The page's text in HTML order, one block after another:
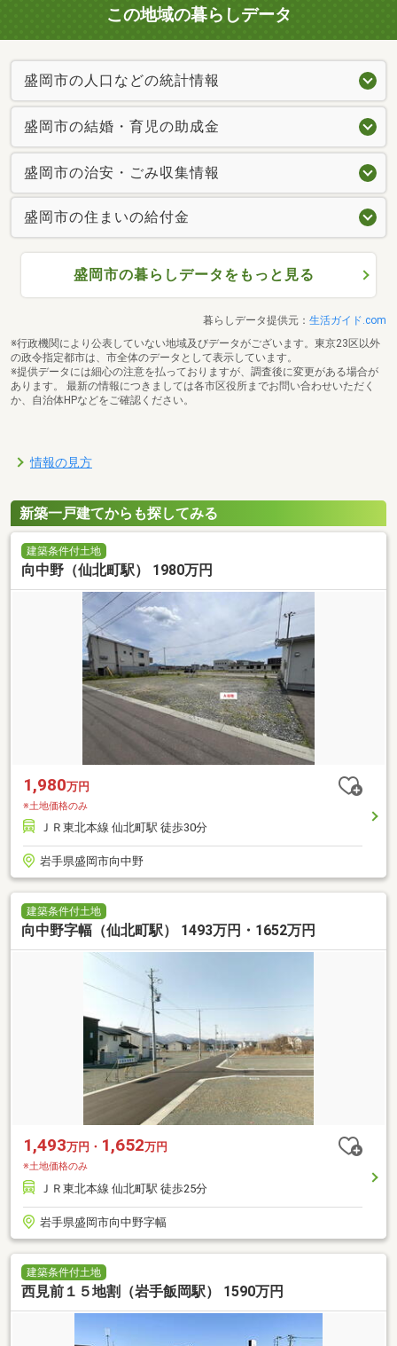
この地域の暮らしデータ
盛岡市の人口などの統計情報
盛岡市の結婚・育児の助成金
盛岡市の治安・ごみ収集情報
盛岡市の住まいの給付金
盛岡市の暮らしデータをもっと見る
暮らしデータ提供元： 生活ガイド.com
※行政機関により公表していない地域及びデータがございます。東京23区以外
の政令指定都市は、市全体のデータとして表示しています。
※提供データには細心の注意を払っておりますが、調査後に変更がある場合が
あります。 最新の情報につきましては各市区役所までお問い合わせいただく
か、自治体HPなどをご確認ください。
情報の見方
新築一戸建てからも探してみる
建築条件付土地
向中野（仙北町駅） 1980万円
1,980万円
※土地価格のみ
ＪＲ東北本線 仙北町駅 徒歩30分
岩手県盛岡市向中野
建築条件付土地
向中野字幅（仙北町駅） 1493万円・1652万円
1,493万円・ 1,652万円
※土地価格のみ
ＪＲ東北本線 仙北町駅 徒歩25分
岩手県盛岡市向中野字幅
建築条件付土地
西見前１５地割（岩手飯岡駅） 1590万円